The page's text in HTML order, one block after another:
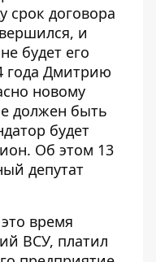
срок договора
и
будет его
года Дмитрию
новому
должен быть
будет
Об этом 13
депутат
время
ВСУ, платил